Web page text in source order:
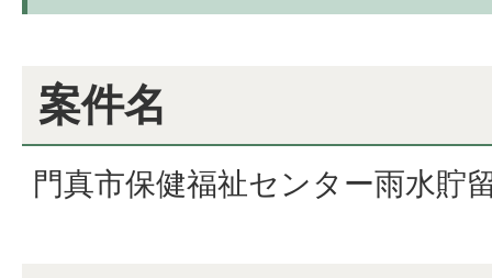
案件名
門真市保健福祉センター雨水貯